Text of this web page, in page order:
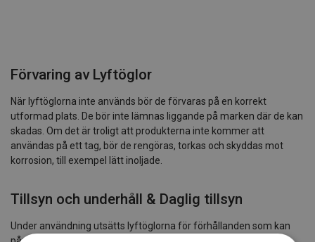
Förvaring av Lyftöglor
När lyftöglorna inte används bör de förvaras på en korrekt
utformad plats. De bör inte lämnas liggande på marken där de kan
skadas. Om det är troligt att produkterna inte kommer att
användas på ett tag, bör de rengöras, torkas och skyddas mot
korrosion, till exempel lätt inoljade.
Tillsyn och underhåll & Daglig tillsyn
Under användning utsätts lyftöglorna för förhållanden som kan